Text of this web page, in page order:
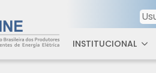
INSTITUCIONAL